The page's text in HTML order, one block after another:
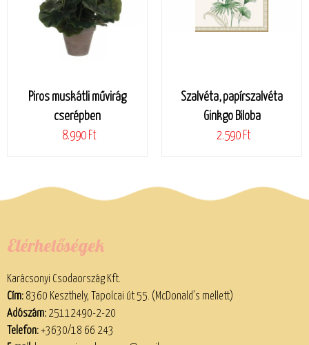
Piros muskátli művirág
cserépben
8.990 Ft
Szalvéta, papírszalvéta
Ginkgo Biloba
2.590 Ft
Elérhetőségek
Karácsonyi Csodaország Kft.
Cím:8360 Keszthely, Tapolcai út 55. (McDonald’s mellett)
Adószám:25112490-2-20
Telefon:+3630/18 66 243